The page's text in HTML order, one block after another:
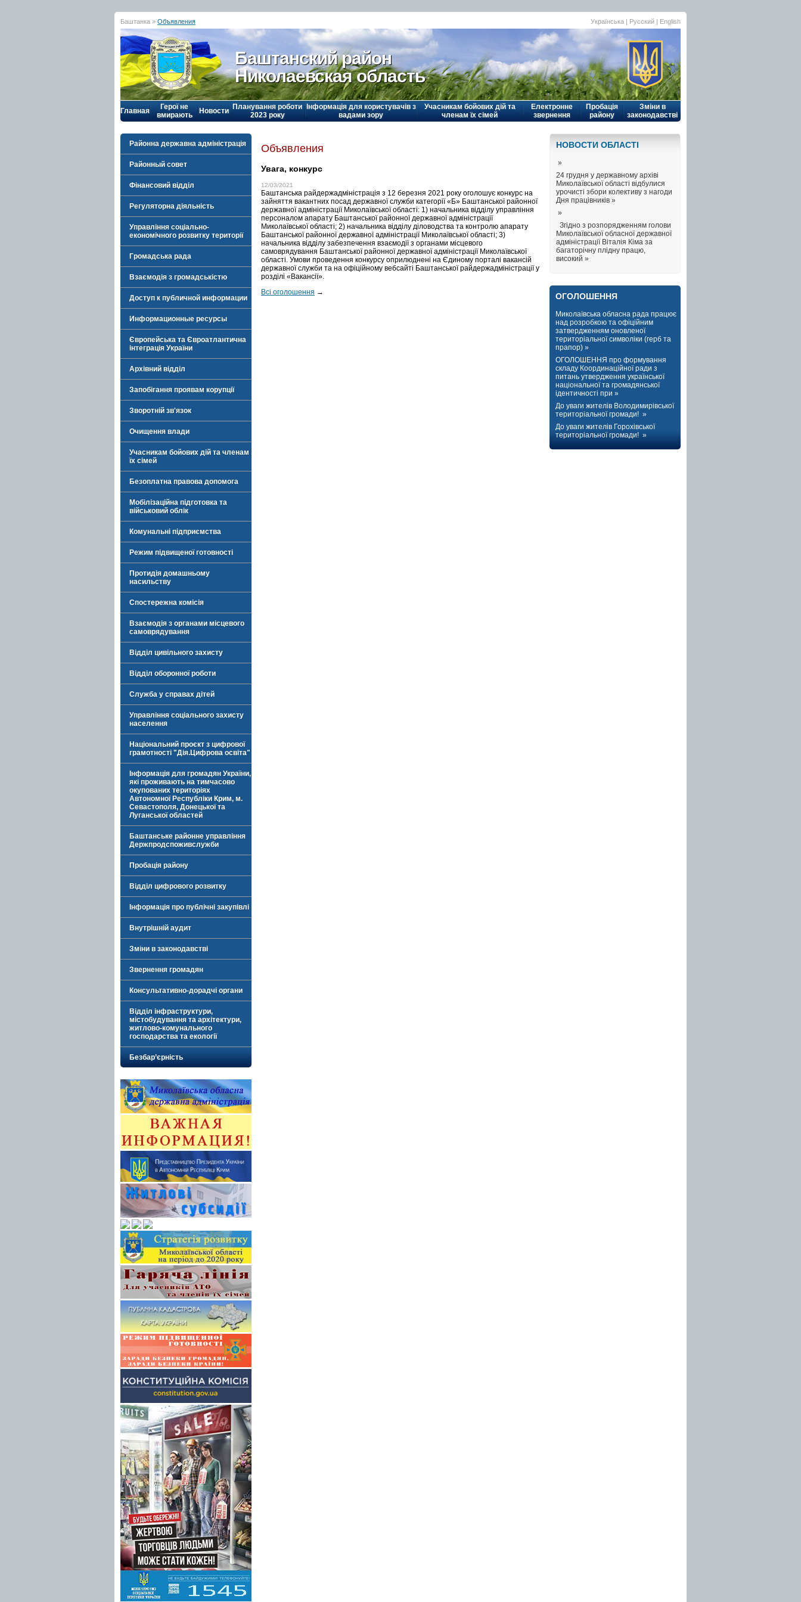
Баштанка » Объявления Українська | Русский | English
Баштанский район
Николаевская область
Главная
Герої не
вмирають
Новости Планування роботи
2023 року
Інформація для користувачів з
вадами зору
Учасникам бойових дій та
членам їх сімей
Електронне
звернення
Пробація
району
Зміни в
законодавстві
Районна державна адміністрація
Районный совет
Фінансовий відділ
Регуляторна діяльність
Управління соціально-
економічного розвитку території
Громадська рада
Взаємодія з громадськістю
Доступ к публичной информации
Информационные ресурсы
Європейська та Євроатлантична
інтеграція України
Архівний відділ
Запобігання проявам корупції
Зворотній зв'язок
Очищення влади
Учасникам бойових дій та членам
їх сімей
Безоплатна правова допомога
Мобілізаційна підготовка та
військовий облік
Комунальні підприємства
Режим підвищеної готовності
Протидія домашньому
насильству
Спостережна комісія
Взаємодія з органами місцевого
самоврядування
Відділ цивільного захисту
Відділ оборонної роботи
Служба у справах дітей
Управління соціального захисту
населення
Національний проєкт з цифрової
грамотності "Дія.Цифрова освіта"
Інформація для громадян України,
які проживають на тимчасово
окупованих територіях
Автономної Республіки Крим, м.
Севастополя, Донецької та
Луганської областей
Баштанське районне управління
Держпродспоживслужби
Пробація району
Відділ цифрового розвитку
Інформація про публічні закупівлі
Внутрішній аудит
Зміни в законодавстві
Звернення громадян
Консультативно-дорадчі органи
Відділ інфраструктури,
містобудування та архітектури,
житлово-комунального
господарства та екології
Безбар’єрність
Объявления
Увага, конкурс
12/03/2021
Баштанська райдержадміністрація з 12 березня 2021 року оголошує конкурс на
зайняття вакантних посад державної служби категорії «Б» Баштанської районної
державної адміністрації Миколаївської області: 1) начальника відділу управління
персоналом апарату Баштанської районної державної адміністрації
Миколаївської області; 2) начальника відділу діловодства та контролю апарату
Баштанської районної державної адміністрації Миколаївської області; 3)
начальника відділу забезпечення взаємодії з органами місцевого
самоврядування Баштанської районної державної адміністрації Миколаївської
області. Умови проведення конкурсу оприлюднені на Єдиному порталі вакансій
державної служби та на офіційному вебсайті Баштанської райдержадміністрації у
розділі «Вакансії».
Всі оголошення →
НОВОСТИ ОБЛАСТI
»
24 грудня у державному архіві
Миколаївської області відбулися
урочисті збори колективу з нагоди
Дня працівників »
»
Згідно з розпорядженням голови
Миколаївської обласної державної
адміністрації Віталія Кіма за
багаторічну плідну працю,
високий »
ОГОЛОШЕННЯ
Миколаївська обласна рада працює
над розробкою та офіційним
затвердженням оновленої
територіальної символіки (герб та
прапор) »
ОГОЛОШЕННЯ про формування
складу Координаційної ради з
питань утвердження української
національної та громадянської
ідентичності при »
До уваги жителів Володимирівської
територіальної громади! »
До уваги жителів Горохівської
територіальної громади! »